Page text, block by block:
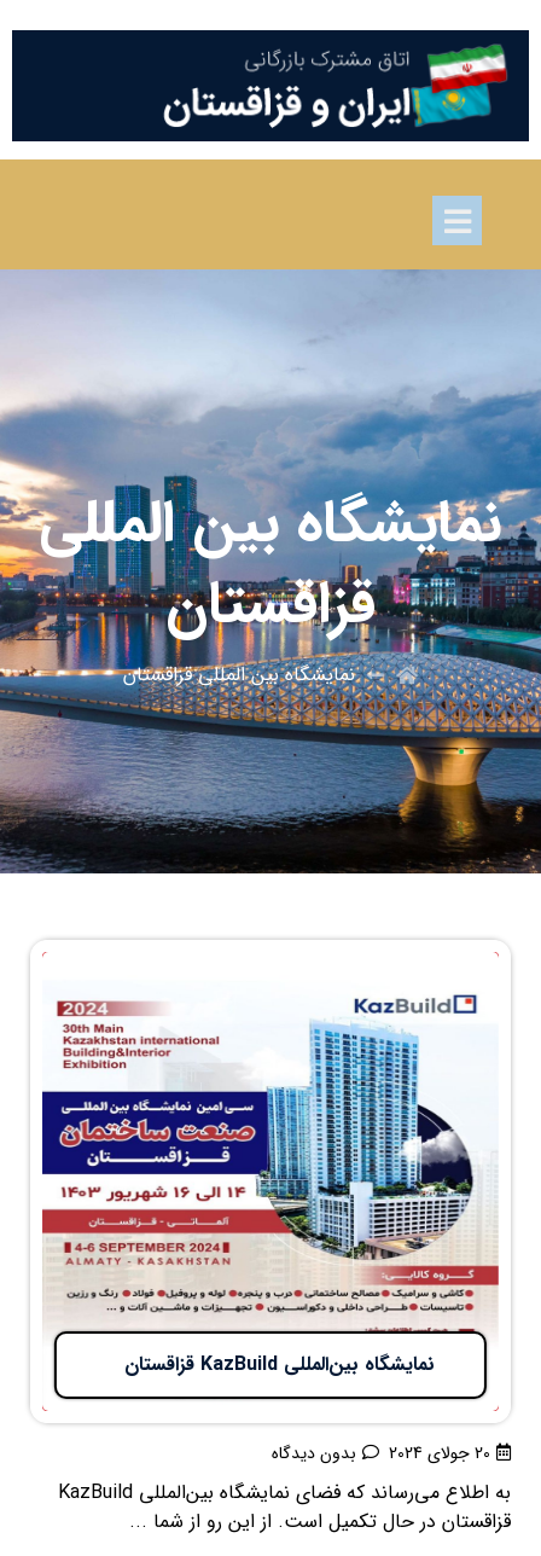
نمایشگاه بین المللی
قزاقستان
نمایشگاه بین المللی قزاقستان
نمایشگاه بین‌المللی KazBuild قزاقستان
20 جولای 2024 بدون دیدگاه
به اطلاع می‌رساند که فضای نمایشگاه بین‌المللی KazBuild
قزاقستان در حال تکمیل است. از این رو از شما ...